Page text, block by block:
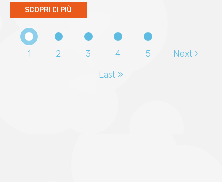
SCOPRI DI PIÙ
Pagina
1 Page
2 Page
3 Page
4 Page
5
Pagina
Next ›
Ultima
Last »